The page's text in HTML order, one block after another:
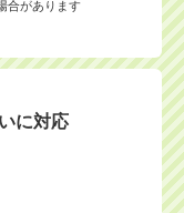
合があります
に対応